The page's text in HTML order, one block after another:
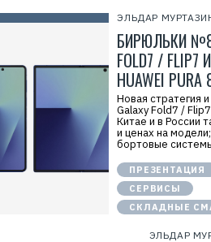
ЭЛЬДАР
БИРЮЛЬКИ
FOLD7 /
HUAWEI PURA
Новая стратегия
Galaxy Fold7 /
Китае и в России
и ценах на
бортовые
ПРЕЗЕНТАЦИЯ
СЕРВИСЫ
СКЛАДНЫЕ
ЭЛЬДАР